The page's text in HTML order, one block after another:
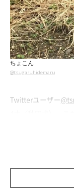
ちょこん
@tsugaruhidemaru
Twitterユーザー
愛らしいまるくん
かりの頃のまるく